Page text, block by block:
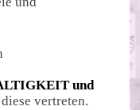
und
vertreten.